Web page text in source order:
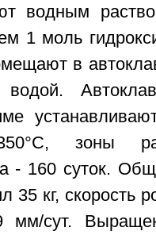
водным
1 моль
в
водой.
350°С, зоны
- 160 суток.
35 кг, скорость
мм/сут.